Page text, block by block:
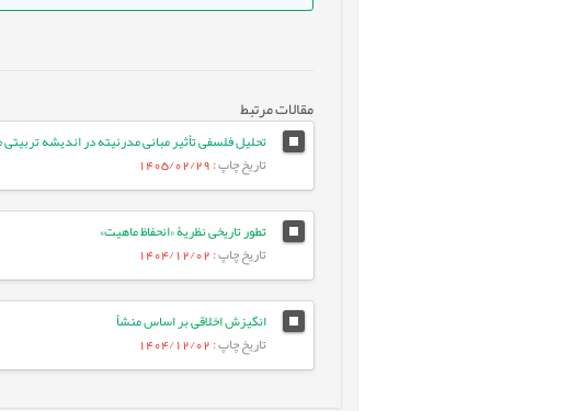
مقالات مرتبط
تاریخ چاپ: 1405/02/29
تطور تاریخی نظریۀ «انحفاظ ماهیت»
تاریخ چاپ: 1404/12/02
انگیزش اخلاقی بر اساس منشأ
تاریخ چاپ: 1404/12/02